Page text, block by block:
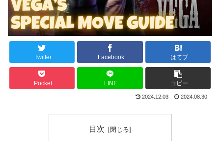
Twitter Facebook はてブ
Pocket LINE コピー
2024.12.03 2024.08.30
目次